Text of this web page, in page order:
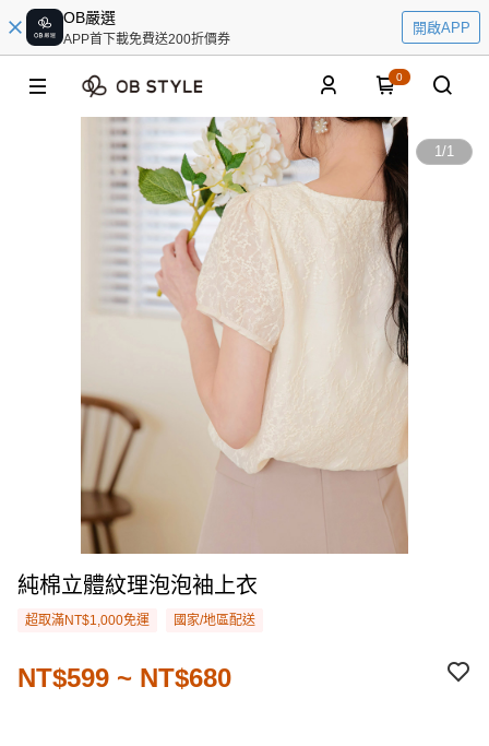
OB嚴選
APP首下載免費送200折價券
開啟APP
0
1/1
純棉立體紋理泡泡袖上衣
超取滿NT$1,000免運 國家/地區配送
NT$599 ~ NT$680